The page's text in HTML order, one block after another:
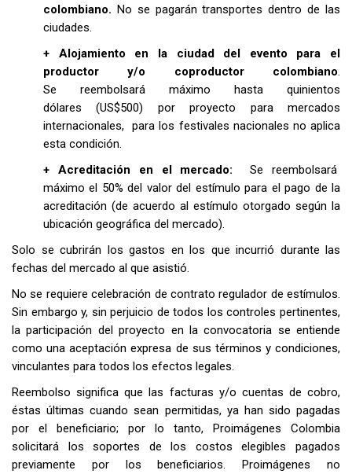
colombiano. No se pagarán transportes dentro de las
ciudades.
+ Alojamiento en la ciudad del evento para el
productor y/o coproductor colombiano.
Se reembolsará máximo hasta quinientos
dólares(US$500) por proyecto para mercados
internacionales, para los festivales nacionales no aplica
esta condición.
+ Acreditación en el mercado:Se reembolsará
máximo el 50% del valor del estímulo para el pago de la
acreditación (de acuerdo al estímulo otorgado según la
ubicación geográfica del mercado).
Solo se cubrirán los gastos en los que incurrió durante las
fechas del mercado al que asistió.
No se requiere celebración de contrato regulador de estímulos.
Sin embargo y, sin perjuicio de todos los controles pertinentes,
la participación del proyecto en la convocatoria se entiende
como una aceptación expresa de sus términos y condiciones,
vinculantes para todos los efectos legales.
Reembolso significa que las facturas y/o cuentas de cobro,
éstas últimas cuando sean permitidas, ya han sido pagadas
por el beneficiario; por lo tanto, Proimágenes Colombia
solicitará los soportes de los costos elegibles pagados
previamente por los beneficiarios. Proimágenes no